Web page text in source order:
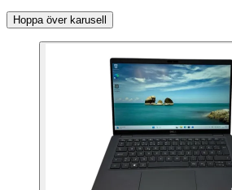
Hoppa över karusell